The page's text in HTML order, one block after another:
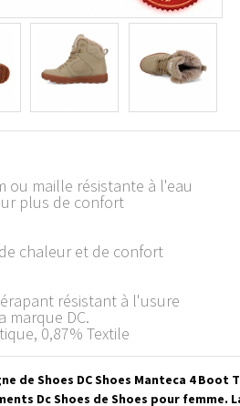
ou maille résistante à l'eau
plus de confort
chaleur et de confort
résistant à l'usure
marque DC.
0,87% Textile
de Shoes DC Shoes Manteca 4
Dc Shoes de Shoes pour femme.